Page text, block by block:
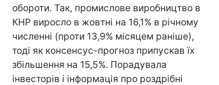
обороти. Так, промислове виробництво в
КНР виросло в жовтні на 16,1% в річному
численні (проти 13,9% місяцем раніше),
тоді як консенсус-прогноз припускав їх
збільшення на 15,5%. Порадувала
інвесторів і інформація про роздрібні